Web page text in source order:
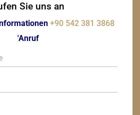
Sie uns an
+90 542 381 3868
'Anruf